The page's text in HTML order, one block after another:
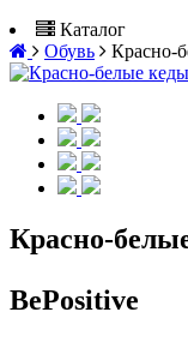
Каталог
Обувь
Красно-
Красно-
BePositive